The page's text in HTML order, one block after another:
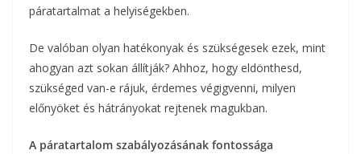
páratartalmat a helyiségekben.
De valóban olyan hatékonyak és szükségesek ezek, mint
ahogyan azt sokan állítják? Ahhoz, hogy eldönthesd,
szükséged van-e rájuk, érdemes végigvenni, milyen
előnyöket és hátrányokat rejtenek magukban.
A páratartalom szabályozásának fontossága